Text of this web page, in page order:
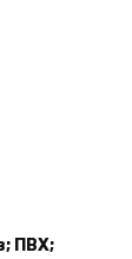
ПВХ;